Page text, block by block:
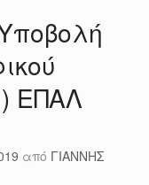
ΕΠΑΛ
από ΓΙΑΝΝΗΣ